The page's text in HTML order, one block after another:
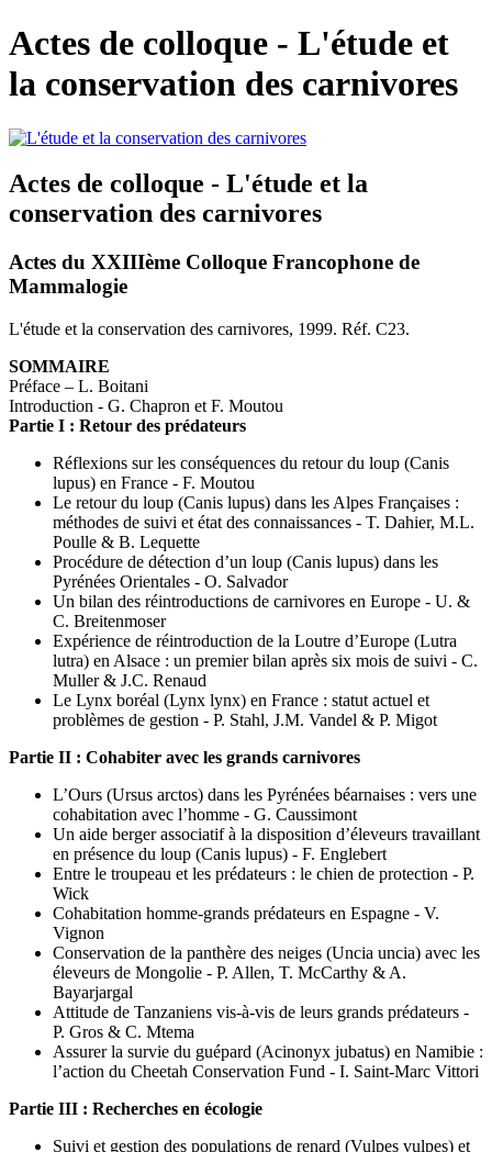
Actes de colloque - L'étude et
la conservation des carnivores
Actes de colloque - L'étude et la
conservation des carnivores
Actes du XXIIIème Colloque Francophone de
Mammalogie
L'étude et la conservation des carnivores, 1999. Réf. C23.
SOMMAIRE
Préface – L. Boitani
Introduction - G. Chapron et F. Moutou
Partie I : Retour des prédateurs
Réflexions sur les conséquences du retour du loup (Canis
lupus) en France - F. Moutou
Le retour du loup (Canis lupus) dans les Alpes Françaises :
méthodes de suivi et état des connaissances - T. Dahier, M.L.
Poulle & B. Lequette
Procédure de détection d’un loup (Canis lupus) dans les
Pyrénées Orientales - O. Salvador
Un bilan des réintroductions de carnivores en Europe - U. &
C. Breitenmoser
Expérience de réintroduction de la Loutre d’Europe (Lutra
lutra) en Alsace : un premier bilan après six mois de suivi - C.
Muller & J.C. Renaud
Le Lynx boréal (Lynx lynx) en France : statut actuel et
problèmes de gestion - P. Stahl, J.M. Vandel & P. Migot
Partie II : Cohabiter avec les grands carnivores
L’Ours (Ursus arctos) dans les Pyrénées béarnaises : vers une
cohabitation avec l’homme - G. Caussimont
Un aide berger associatif à la disposition d’éleveurs travaillant
en présence du loup (Canis lupus) - F. Englebert
Entre le troupeau et les prédateurs : le chien de protection - P.
Wick
Cohabitation homme-grands prédateurs en Espagne - V.
Vignon
Conservation de la panthère des neiges (Uncia uncia) avec les
éleveurs de Mongolie - P. Allen, T. McCarthy & A.
Bayarjargal
Attitude de Tanzaniens vis-à-vis de leurs grands prédateurs -
P. Gros & C. Mtema
Assurer la survie du guépard (Acinonyx jubatus) en Namibie :
l’action du Cheetah Conservation Fund - I. Saint-Marc Vittori
Partie III : Recherches en écologie
Suivi et gestion des populations de renard (Vulpes vulpes) et